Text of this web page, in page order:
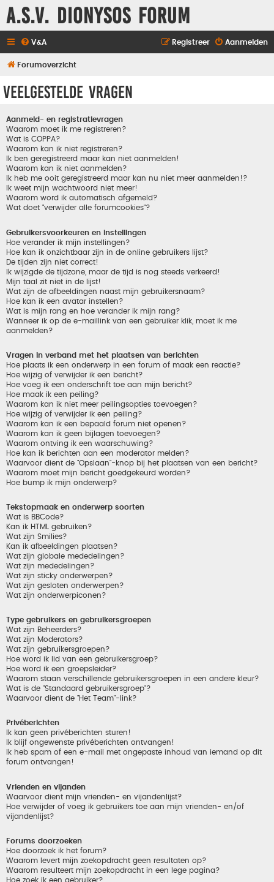
A.S.V. Dionysos Forum
V&A Aanmelden
Registreer
Forumoverzicht
Veelgestelde vragen
Aanmeld- en registratievragen
Waarom moet ik me registreren?
Wat is COPPA?
Waarom kan ik niet registreren?
Ik ben geregistreerd maar kan niet aanmelden!
Waarom kan ik niet aanmelden?
Ik heb me ooit geregistreerd maar kan nu niet meer aanmelden!?
Ik weet mijn wachtwoord niet meer!
Waarom word ik automatisch afgemeld?
Wat doet "verwijder alle forumcookies"?
Gebruikersvoorkeuren en instellingen
Hoe verander ik mijn instellingen?
Hoe kan ik onzichtbaar zijn in de online gebruikers lijst?
De tijden zijn niet correct!
Ik wijzigde de tijdzone, maar de tijd is nog steeds verkeerd!
Mijn taal zit niet in de lijst!
Wat zijn de afbeeldingen naast mijn gebruikersnaam?
Hoe kan ik een avatar instellen?
Wat is mijn rang en hoe verander ik mijn rang?
Wanneer ik op de e-maillink van een gebruiker klik, moet ik me
aanmelden?
Vragen in verband met het plaatsen van berichten
Hoe plaats ik een onderwerp in een forum of maak een reactie?
Hoe wijzig of verwijder ik een bericht?
Hoe voeg ik een onderschrift toe aan mijn bericht?
Hoe maak ik een peiling?
Waarom kan ik niet meer peilingsopties toevoegen?
Hoe wijzig of verwijder ik een peiling?
Waarom kan ik een bepaald forum niet openen?
Waarom kan ik geen bijlagen toevoegen?
Waarom ontving ik een waarschuwing?
Hoe kan ik berichten aan een moderator melden?
Waarvoor dient de "Opslaan"-knop bij het plaatsen van een bericht?
Waarom moet mijn bericht goedgekeurd worden?
Hoe bump ik mijn onderwerp?
Tekstopmaak en onderwerp soorten
Wat is BBCode?
Kan ik HTML gebruiken?
Wat zijn Smilies?
Kan ik afbeeldingen plaatsen?
Wat zijn globale mededelingen?
Wat zijn mededelingen?
Wat zijn sticky onderwerpen?
Wat zijn gesloten onderwerpen?
Wat zijn onderwerpiconen?
Type gebruikers en gebruikersgroepen
Wat zijn Beheerders?
Wat zijn Moderators?
Wat zijn gebruikersgroepen?
Hoe word ik lid van een gebruikersgroep?
Hoe word ik een groepsleider?
Waarom staan verschillende gebruikersgroepen in een andere kleur?
Wat is de "Standaard gebruikersgroep"?
Waarvoor dient de "Het Team"-link?
Privéberichten
Ik kan geen privéberichten sturen!
Ik blijf ongewenste privéberichten ontvangen!
Ik heb spam of een e-mail met ongepaste inhoud van iemand op dit
forum ontvangen!
Vrienden en vijanden
Waarvoor dient mijn vrienden- en vijandenlijst?
Hoe verwijder of voeg ik gebruikers toe aan mijn vrienden- en/of
vijandenlijst?
Forums doorzoeken
Hoe doorzoek ik het forum?
Waarom levert mijn zoekopdracht geen resultaten op?
Waarom resulteert mijn zoekopdracht in een lege pagina?
Hoe zoek ik een gebruiker?